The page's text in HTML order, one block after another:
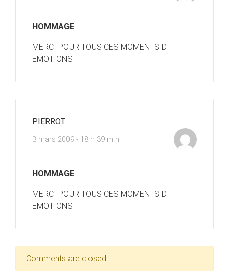
HOMMAGE
MERCI POUR TOUS CES MOMENTS D
EMOTIONS
PIERROT
3 mars 2009 - 18 h 39 min
HOMMAGE
MERCI POUR TOUS CES MOMENTS D
EMOTIONS
Comments are closed